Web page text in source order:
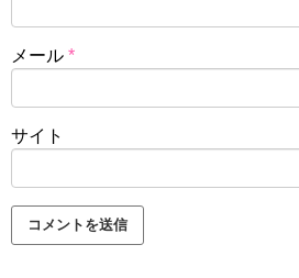
メール *
サイト